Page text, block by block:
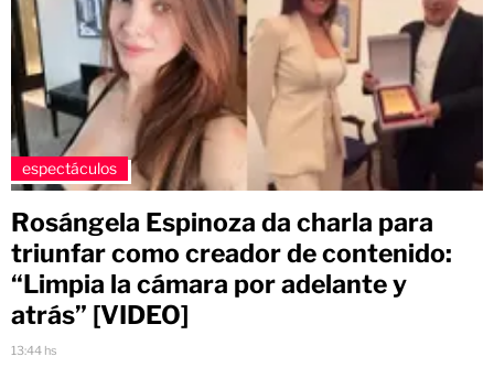
espectáculos
Rosángela Espinoza da charla para
triunfar como creador de contenido:
“Limpia la cámara por adelante y
atrás” [VIDEO]
13:44 hs